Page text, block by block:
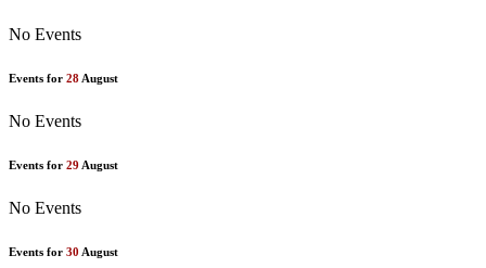
No Events
Events for 28 August
No Events
Events for 29 August
No Events
Events for 30 August